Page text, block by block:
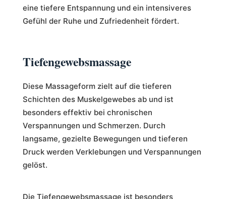
eine tiefere Entspannung und ein intensiveres
Gefühl der Ruhe und Zufriedenheit fördert.
Tiefengewebsmassage
Diese Massageform zielt auf die tieferen
Schichten des Muskelgewebes ab und ist
besonders effektiv bei chronischen
Verspannungen und Schmerzen. Durch
langsame, gezielte Bewegungen und tieferen
Druck werden Verklebungen und Verspannungen
gelöst.
Die Tiefengewebsmassage ist besonders